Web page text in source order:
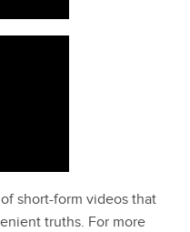
short-form videos that
truths. For more